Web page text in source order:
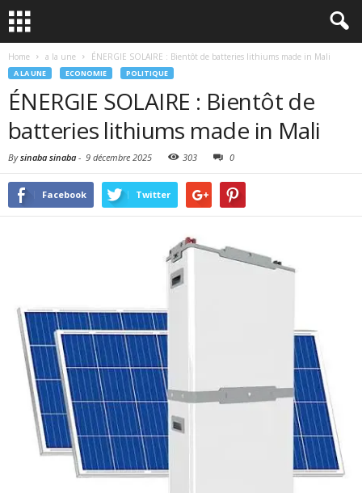
Home a la une ÉNERGIE SOLAIRE : Bientôt de batteries lithiums made in Mali
A LA UNE ECONOMIE POLITIQUE
ÉNERGIE SOLAIRE : Bientôt de
batteries lithiums made in Mali
Bysinaba sinaba - 9 décembre 2025 303 0
Facebook Twitter